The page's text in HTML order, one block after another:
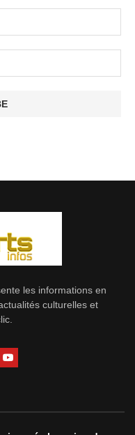
les informations en
culturelles et